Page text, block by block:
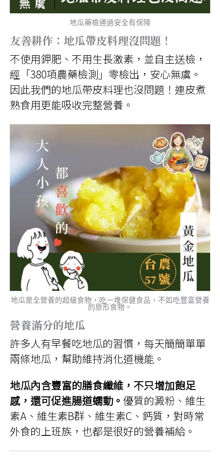
地瓜藥檢通過安全有保障
友善耕作：地瓜帶皮料理沒問題！
不使用鉀肥、不用生長激素，並自主送檢，
經「380項農藥檢測」零檢出，安心無虞。
因此我們的地瓜帶皮料理也沒問題！連皮煮
熟食用更能吸收完整營養。
地瓜是全營養的超級食物，吃一堆保健食品，不如吃豐富營養
的原形食物。
營養滿分的地瓜
許多人有早餐吃地瓜的習慣，每天簡簡單單
兩條地瓜，幫助維持消化道機能。
地瓜內含豐富的膳食纖維，不只增加飽足
感，還可促進腸道蠕動。 優質的澱粉、維生
素A、維生素B群、維生素C、鈣質，對時常
外食的上班族，也都是很好的營養補給。